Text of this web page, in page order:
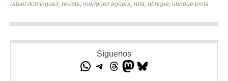
rafael domínguez, revista, rodríguez agüera, ruta, ubrique, ubrique pinta
Síguenos